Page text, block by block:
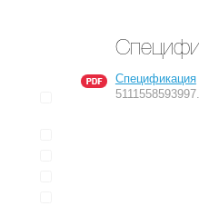
Спецификация